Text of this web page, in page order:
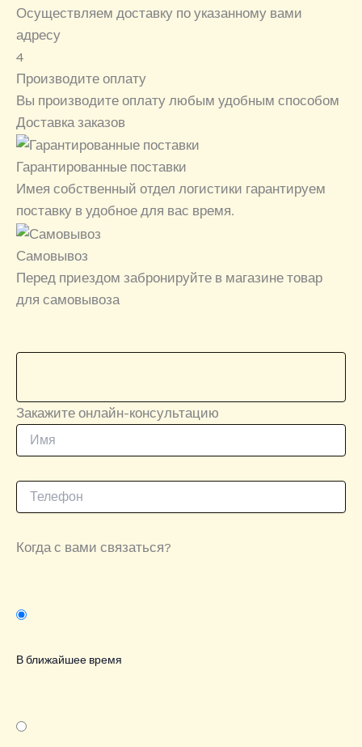
Осуществляем доставку по указанному вами
адресу
4
Производите оплату
Вы производите оплату любым удобным способом
Доставка заказов
Гарантированные поставки
Имея собственный отдел логистики гарантируем
поставку в удобное для вас время.
Самовывоз
Перед приездом забронируйте в магазине товар
для самовывоза
Закажите онлайн-консультацию
Когда с вами связаться?
В ближайшее время